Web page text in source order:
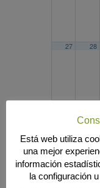
27 28
Búsqueda
MENÚ
Está web utiliza
una mejor
información
la configuración